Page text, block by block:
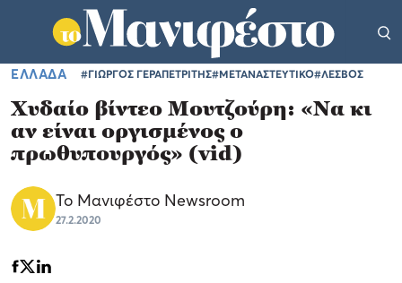
ΕΛΛΑΔΑ #ΓΙΩΡΓΟΣ ΓΕΡΑΠΕΤΡΙΤΗΣ#ΜΕΤΑΝΑΣΤΕΥΤΙΚΟ#ΛΕΣΒΟΣ
Χυδαίο βίντεο Μουτζούρη: «Να κι
αν είναι οργισμένος ο
πρωθυπουργός» (vid)
Το Μανιφέστο Newsroom
27.2.2020